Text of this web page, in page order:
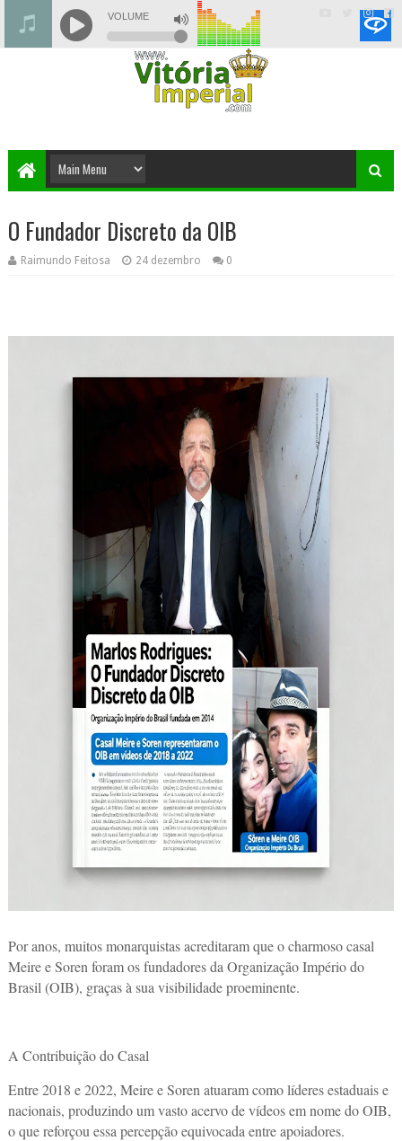
O Fundador Discreto da OIB
Raimundo Feitosa 24 dezembro 0
Por anos, muitos monarquistas acreditaram que o charmoso casal
Meire e Soren foram os fundadores da Organização Império do
Brasil (OIB), graças à sua visibilidade proeminente.
A Contribuição do Casal
Entre 2018 e 2022, Meire e Soren atuaram como líderes estaduais e
nacionais, produzindo um vasto acervo de vídeos em nome do OIB,
o que reforçou essa percepção equivocada entre apoiadores.